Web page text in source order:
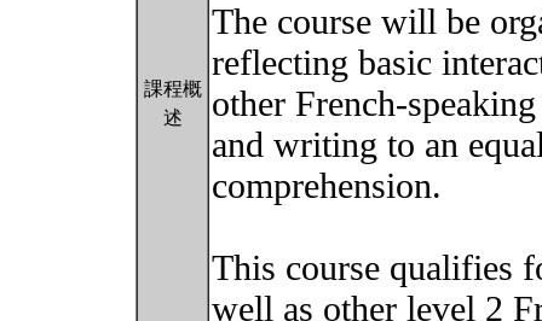
課程概
述
The course will be
reflecting basic
other French-
and writing to an
comprehension.
This course qualifies
well as other level 2